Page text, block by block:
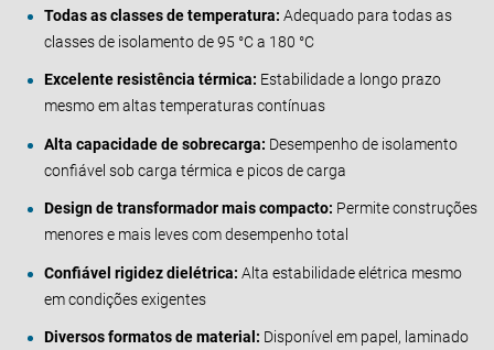
Todas as classes de temperatura: Adequado para todas as
classes de isolamento de 95 °C a 180 °C
Excelente resistência térmica: Estabilidade a longo prazo
mesmo em altas temperaturas contínuas
Alta capacidade de sobrecarga: Desempenho de isolamento
confiável sob carga térmica e picos de carga
Design de transformador mais compacto: Permite construções
menores e mais leves com desempenho total
Confiável rigidez dielétrica: Alta estabilidade elétrica mesmo
em condições exigentes
Diversos formatos de material: Disponível em papel, laminado